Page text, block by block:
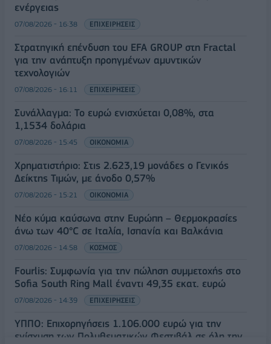
ενέργειας
07/08/2026 - 16:38 ΕΠΙΧΕΙΡΗΣΕΙΣ
Στρατηγική επένδυση του EFA GROUP στη Fractal
για την ανάπτυξη προηγμένων αμυντικών
τεχνολογιών
07/08/2026 - 16:11 ΕΠΙΧΕΙΡΗΣΕΙΣ
Συνάλλαγμα: Το ευρώ ενισχύεται 0,08%, στα
1,1534 δολάρια
07/08/2026 - 15:45 ΟΙΚΟΝΟΜΙΑ
Χρηματιστήριο: Στις 2.623,19 μονάδες ο Γενικός
Δείκτης Τιμών, με άνοδο 0,57%
07/08/2026 - 15:21 ΟΙΚΟΝΟΜΙΑ
Νέο κύμα καύσωνα στην Ευρώπη – Θερμοκρασίες
άνω των 40°C σε Ιταλία, Ισπανία και Βαλκάνια
07/08/2026 - 14:58 ΚΟΣΜΟΣ
Fourlis: Συμφωνία για την πώληση συμμετοχής στο
Sofia South Ring Mall έναντι 49,35 εκατ. ευρώ
07/08/2026 - 14:39 ΕΠΙΧΕΙΡΗΣΕΙΣ
ΥΠΠΟ: Επιχορηγήσεις 1.106.000 ευρώ για την
ενίσχυση των Πολυθεματικών Φεστιβάλ σε όλη την